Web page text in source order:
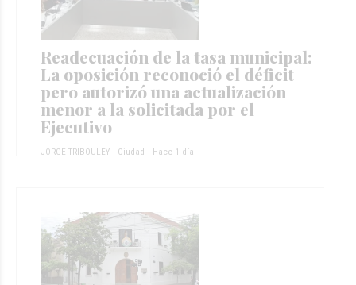
Readecuación de la tasa municipal:
La oposición reconoció el déficit
pero autorizó una actualización
menor a la solicitada por el
Ejecutivo
JORGE TRIBOULEY Ciudad Hace 1 día